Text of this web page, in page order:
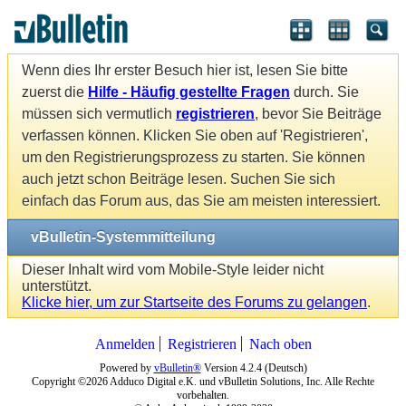
Wenn dies Ihr erster Besuch hier ist, lesen Sie bitte
zuerst die Hilfe - Häufig gestellte Fragen durch. Sie
müssen sich vermutlich registrieren, bevor Sie Beiträge
verfassen können. Klicken Sie oben auf 'Registrieren',
um den Registrierungsprozess zu starten. Sie können
auch jetzt schon Beiträge lesen. Suchen Sie sich
einfach das Forum aus, das Sie am meisten interessiert.
vBulletin-Systemmitteilung
Dieser Inhalt wird vom Mobile-Style leider nicht
unterstützt.
Klicke hier, um zur Startseite des Forums zu gelangen.
Anmelden Registrieren Nach oben
Powered by vBulletin®Version 4.2.4 (Deutsch)
Copyright ©2026 Adduco Digital e.K. und vBulletin Solutions, Inc. Alle Rechte
vorbehalten.